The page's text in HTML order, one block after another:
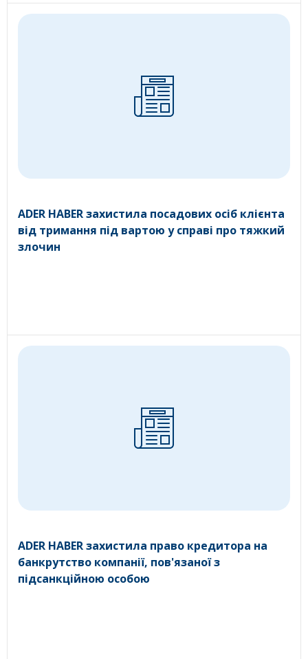
ADER HABER захистила посадових осіб клієнта
від тримання під вартою у справі про тяжкий
злочин
ADER HABER захистила право кредитора на
банкрутство компанії, пов'язаної з
підсанкційною особою